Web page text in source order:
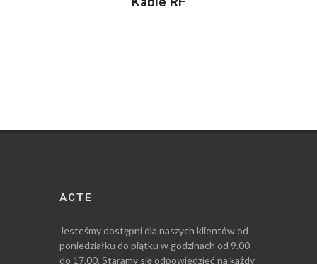
ACTE
Jesteśmy dostępni dla naszych klientów od
poniedziałku do piątku w godzinach od 9.00
do 17.00. Staramy się odpowiedzieć na każdy